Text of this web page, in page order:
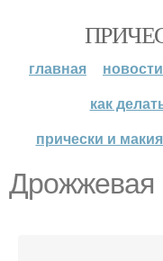
главная новости
как
прически и
Дрожжевая